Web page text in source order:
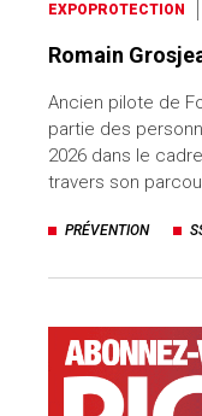
EXPOPROTECTION
Romain
Ancien pilote de
partie des
2026 dans le
travers son
PRÉVENTION